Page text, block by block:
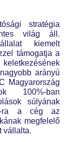
stratégia
világ áll.
kiemelt
támogatja a
arányú
Magyarország
100%-ban
súlyának
ra a cég az
megfelelő
vállalta.